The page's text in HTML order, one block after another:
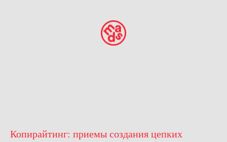
Копирайтинг: приемы создания цепких